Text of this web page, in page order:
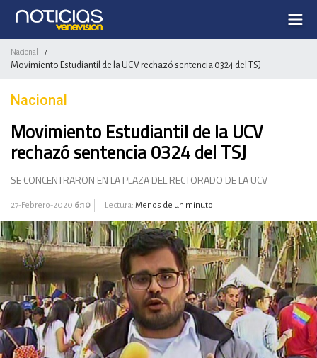
Nacional /
Movimiento Estudiantil de la UCV rechazó sentencia 0324 del TSJ
Nacional
Movimiento Estudiantil de la UCV
rechazó sentencia 0324 del TSJ
SE CONCENTRARON EN LA PLAZA DEL RECTORADO DE LA UCV
27-Febrero-2020 6:10 Lectura: Menos de un minuto